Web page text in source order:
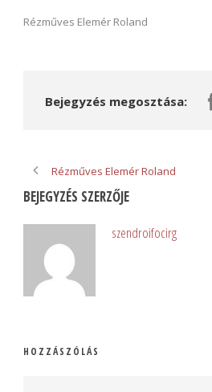
Rézműves Elemér Roland
Bejegyzés megosztása:
Rézműves Elemér Roland
BEJEGYZÉS SZERZŐJE
szendroifocirg
HOZZÁSZÓLÁS